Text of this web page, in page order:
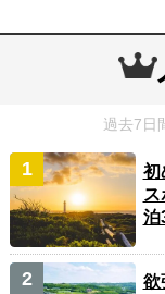
過去7日
初
泊
欲